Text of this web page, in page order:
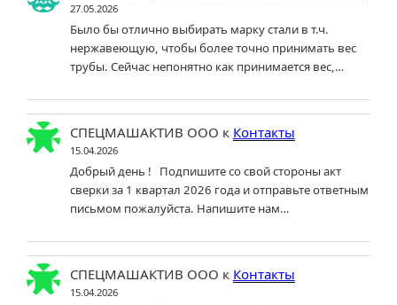
27.05.2026
Было бы отлично выбирать марку стали в т.ч.
нержавеющую, чтобы более точно принимать вес
трубы. Сейчас непонятно как принимается вес,…
СПЕЦМАШАКТИВ ООО к Контакты
15.04.2026
Добрый день ! Подпишите со свой стороны акт
сверки за 1 квартал 2026 года и отправьте ответным
письмом пожалуйста. Напишите нам…
СПЕЦМАШАКТИВ ООО к Контакты
15.04.2026